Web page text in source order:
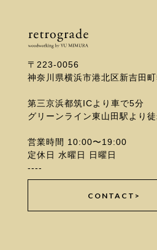
〒223-0056
神奈川県横浜市港北区新吉田
第三京浜都筑ICより車で5分
グリーンライン東山田駅より
営業時間 10:00〜19:00
定休日 水曜日 日曜日
----
CONTACT>